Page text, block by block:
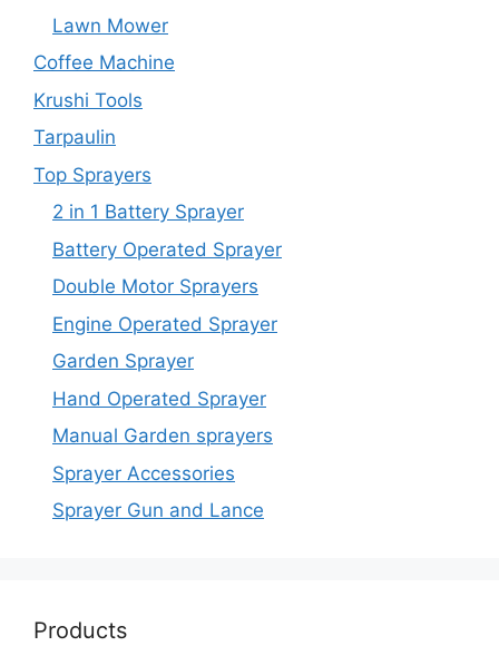
Lawn Mower
Coffee Machine
Krushi Tools
Tarpaulin
Top Sprayers
2 in 1 Battery Sprayer
Battery Operated Sprayer
Double Motor Sprayers
Engine Operated Sprayer
Garden Sprayer
Hand Operated Sprayer
Manual Garden sprayers
Sprayer Accessories
Sprayer Gun and Lance
Products